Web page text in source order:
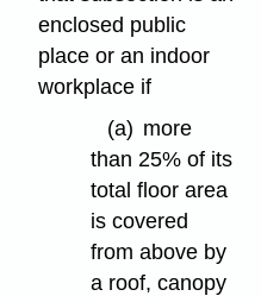
enclosed public
place or an indoor
workplace if
(a) more
than 25% of its
total floor area
is covered
from above by
a roof, canopy